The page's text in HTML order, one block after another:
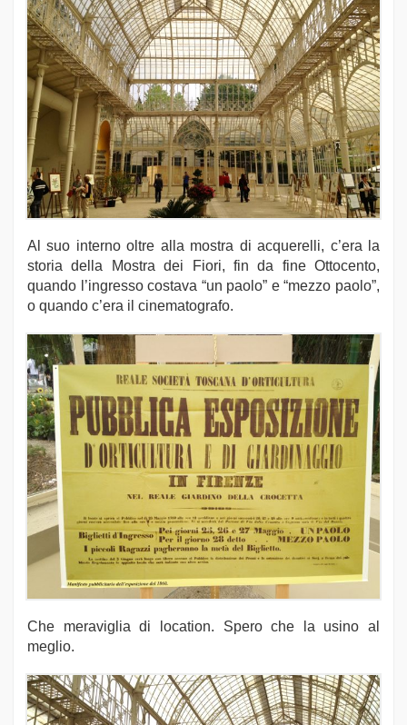
Al suo interno oltre alla mostra di acquerelli, c’era la
storia della Mostra dei Fiori, fin da fine Ottocento,
quando l’ingresso costava “un paolo” e “mezzo paolo”,
o quando c’era il cinematografo.
Che meraviglia di location. Spero che la usino al
meglio.